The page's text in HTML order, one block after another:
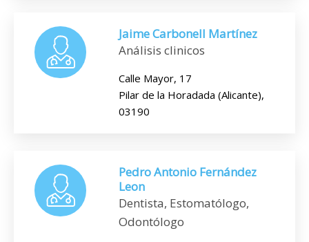
Jaime Carbonell Martínez
Análisis clinicos
Calle Mayor, 17
Pilar de la Horadada (Alicante),
03190
Pedro Antonio Fernández
Leon
Dentista, Estomatólogo,
Odontólogo